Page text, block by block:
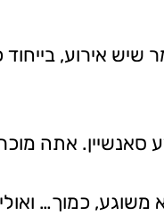
אירוע,
סאנשיין. אתה
כמוך…